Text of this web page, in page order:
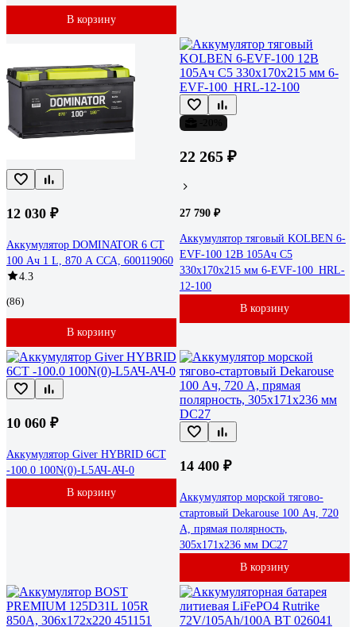
В корзину
12 030 ₽
Аккумулятор DOMINATOR 6 СТ
100 Ач 1 L, 870 А ССА, 600119060
4.3
(86)
В корзину
22 265 ₽
27 790 ₽
Аккумулятор тяговый KOLBEN 6-
EVF-100 12В 105Ач C5
330x170x215 мм 6-EVF-100_HRL-
12-100
В корзину
10 060 ₽
Аккумулятор Giver HYBRID 6CT
-100.0 100N(0)-L5АЧ-АЧ-0
В корзину
14 400 ₽
Аккумулятор морской тягово-
стартовый Dekarouse 100 Ач, 720
А, прямая полярность,
305x171x236 мм DC27
В корзину